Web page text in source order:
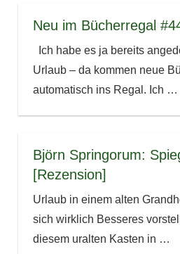
Neu im Bücherregal
Ich habe es ja bereits
Urlaub – da kommen neue
automatisch ins Regal. Ich …
Björn Springorum:
[Rezension]
Urlaub in einem alten
sich wirklich Besseres
diesem uralten Kasten in …